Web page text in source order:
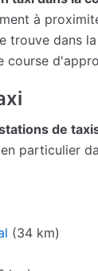
à
trouve dans
course
de
particulier
(34 km)